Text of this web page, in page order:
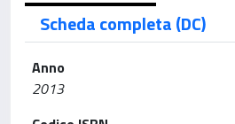
Scheda completa (DC)
Anno
2013